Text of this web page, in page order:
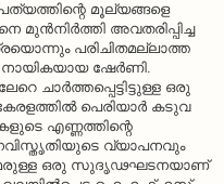
മൂല്യങ്ങളെ
അവതരിപ്പിച്ച
പരിചിതമല്ലാത്ത
ഷേര്‍ണി.
ചാര്‍ത്തപ്പെട്ടിട്ടുള്ള ഒരു
പെരിയാര്‍ കടുവ
എണ്ണത്തിന്റെ
വ്യാപനവും
ഒരു സുദൃഢഘടനയാണ്